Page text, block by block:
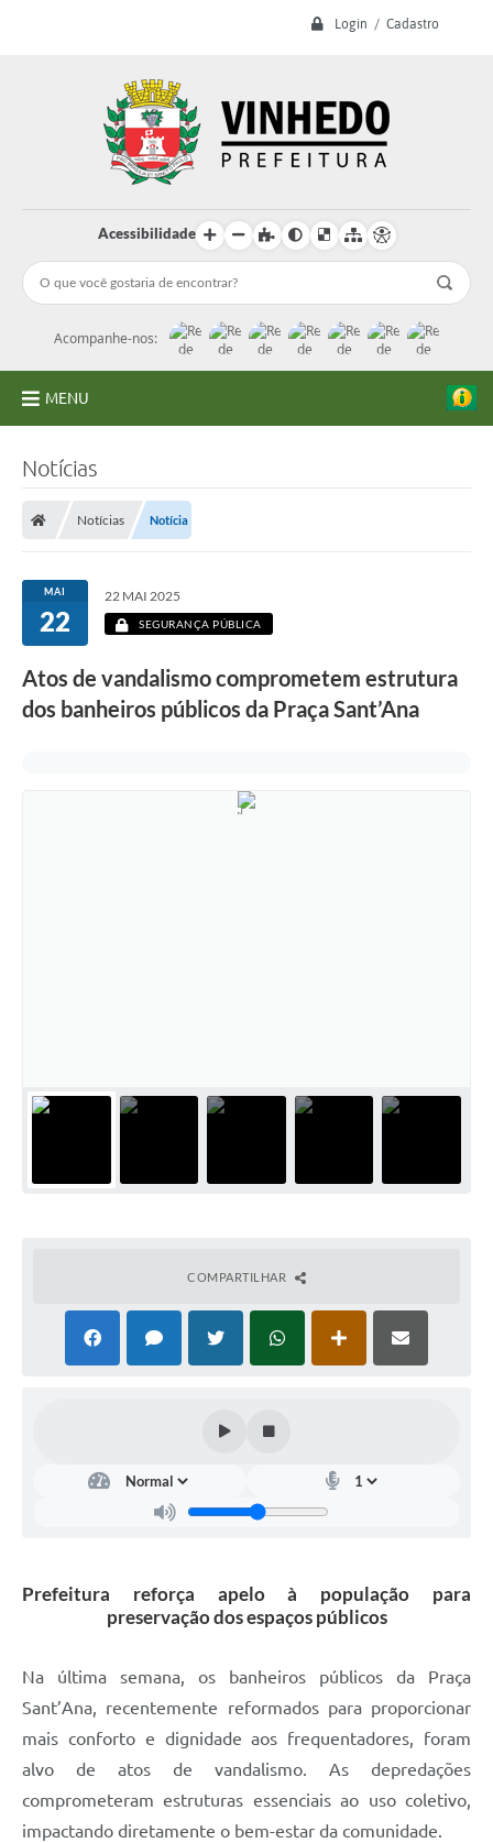
Login / Cadastro
Acessibilidade
Acompanhe-nos:
MENU
Licitações
Transparência
Concursos e Processos Seletivos
Inclusão e Acessibilidade
Sistema de Protocolo
Contratos
Carta de Serviços
Contas Públicas
Legislação
Links Úteis
Notícias
Notícias Notícia
MAI
22
22 MAI 2025
SEGURANÇA PÚBLICA
Atos de vandalismo comprometem estrutura
dos banheiros públicos da Praça Sant’Ana
COMPARTILHAR
Prefeitura reforça apelo à população para
preservação dos espaços públicos
Na última semana, os banheiros públicos da Praça
Sant’Ana, recentemente reformados para proporcionar
mais conforto e dignidade aos frequentadores, foram
alvo de atos de vandalismo. As depredações
comprometeram estruturas essenciais ao uso coletivo,
impactando diretamente o bem-estar da comunidade.